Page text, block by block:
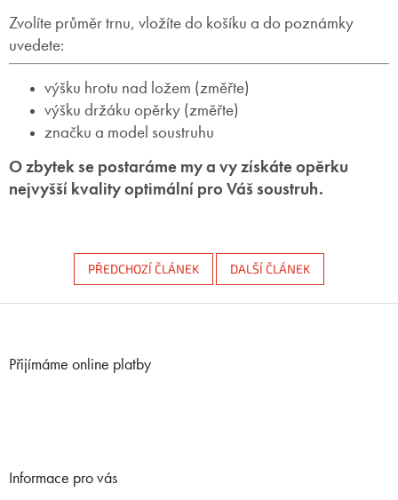
Zvolíte průměr trnu, vložíte do košíku a do poznámky
uvedete:
výšku hrotu nad ložem (změřte)
výšku držáku opěrky (změřte)
značku a model soustruhu
O zbytek se postaráme my a vy získáte opěrku
nejvyšší kvality optimální pro Váš soustruh.
PŘEDCHOZÍ ČLÁNEK DALŠÍ ČLÁNEK
Z
Přijímáme online platby
Informace pro vás